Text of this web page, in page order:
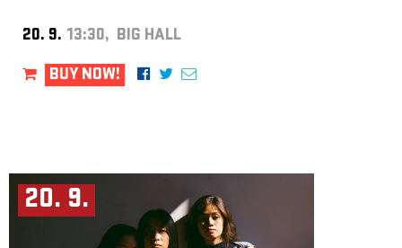
20. 9. 13:30, BIG HALL
BUY NOW!
20. 9.